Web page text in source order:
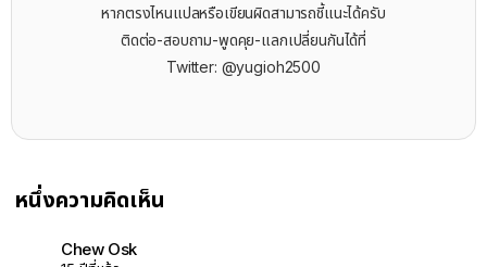
หากตรงไหนแปลหรือเขียนผิดสามารถชี้แนะได้ครับ
ติดต่อ-สอบถาม-พูดคุย-แลกเปลี่ยนกันได้ที่
Twitter: @yugioh2500
หนึ่งความคิดเห็น
Chew Osk